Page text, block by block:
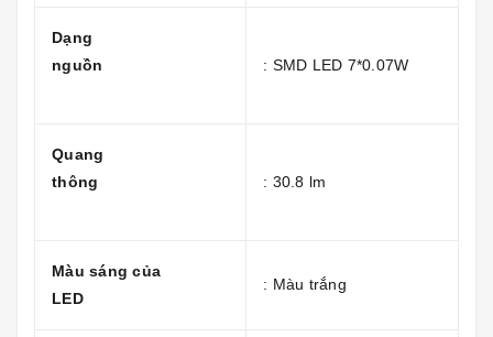
Dạng
nguồn
: SMD LED 7*0.07W
Quang
thông
: 30.8 lm
Màu sáng của
LED
: Màu trắng